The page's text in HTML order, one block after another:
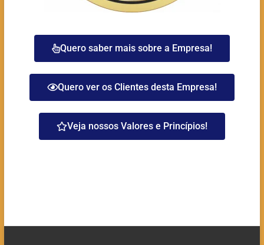
Quero saber mais sobre a Empresa!
Quero ver os Clientes desta Empresa!
Veja nossos Valores e Princípios!